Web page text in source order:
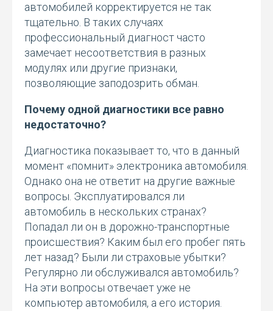
автомобилей корректируется не так
тщательно. В таких случаях
профессиональный диагност часто
замечает несоответствия в разных
модулях или другие признаки,
позволяющие заподозрить обман.
Почему одной диагностики все равно
недостаточно?
Диагностика показывает то, что в данный
момент «помнит» электроника автомобиля.
Однако она не ответит на другие важные
вопросы. Эксплуатировался ли
автомобиль в нескольких странах?
Попадал ли он в дорожно-транспортные
происшествия? Каким был его пробег пять
лет назад? Были ли страховые убытки?
Регулярно ли обслуживался автомобиль?
На эти вопросы отвечает уже не
компьютер автомобиля, а его история.